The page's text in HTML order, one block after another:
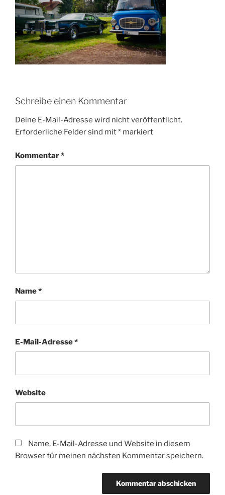
Schreibe einen Kommentar
Deine E-Mail-Adresse wird nicht veröffentlicht.
Erforderliche Felder sind mit* markiert
Kommentar*
Name*
E-Mail-Adresse*
Website
Name, E-Mail-Adresse und Website in diesem
Browser für meinen nächsten Kommentar speichern.